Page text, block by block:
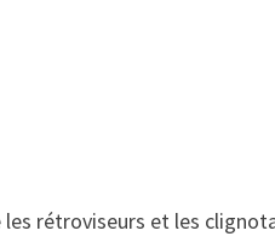
rétroviseurs et les